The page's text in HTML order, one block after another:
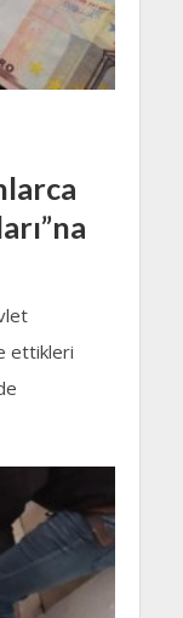
ettikleri